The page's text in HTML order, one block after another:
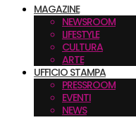
MAGAZINE
NEWSROOM
LIFESTYLE
CULTURA
ARTE
UFFICIO STAMPA
PRESSROOM
EVENTI
NEWS